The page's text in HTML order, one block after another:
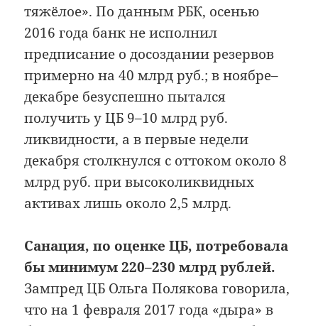
тяжёлое». По данным РБК, осенью
2016 года банк не исполнил
предписание о досоздании резервов
примерно на 40 млрд руб.; в ноябре–
декабре безуспешно пытался
получить у ЦБ 9–10 млрд руб.
ликвидности, а в первые недели
декабря столкнулся с оттоком около 8
млрд руб. при высоколиквидных
активах лишь около 2,5 млрд.
Санация, по оценке ЦБ, потребовала
бы минимум 220–230 млрд рублей.
Зампред ЦБ Ольга Полякова говорила,
что на 1 февраля 2017 года «дыра» в